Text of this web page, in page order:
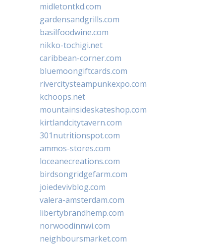
midletontkd.com
gardensandgrills.com
basilfoodwine.com
nikko-tochigi.net
caribbean-corner.com
bluemoongiftcards.com
rivercitysteampunkexpo.com
kchoops.net
mountainsideskateshop.com
kirtlandcitytavern.com
301nutritionspot.com
ammos-stores.com
loceanecreations.com
birdsongridgefarm.com
joiedevivblog.com
valera-amsterdam.com
libertybrandhemp.com
norwoodinnwi.com
neighboursmarket.com